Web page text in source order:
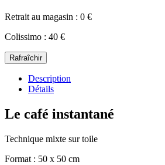
Retrait au magasin : 0 €
Colissimo : 40 €
Description
Détails
Le café instantané
Technique mixte sur toile
Format : 50 x 50 cm